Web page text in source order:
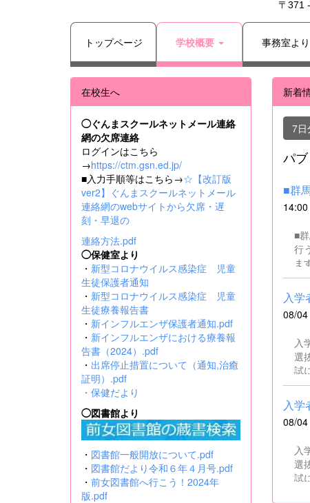
〒371
トップページ 学校概要 事務室より
新着
7日
パ
■群
14:00
■
行う会
ます。 SSH（スーパーサイエンスハイス
書
業務全般 ■募集人数 １
コン
ません
執行
け、
職
せられた者 ・日本国
張
の
入学
08/04
入
選
試
入学
08/04
入
選
試
在校生へ
◯ぐんまスクールネットメール連絡
網の欠席連絡
ログインはこちら
→https://ctm.gsn.ed.jp/
■入力手順等はこちら→☆【改訂版
ver2】ぐんまスクールネットメール
連絡網のwebサイトから欠席・遅
刻・早退の
連絡方法.pdf
◯保健室より
・ 新型コロナウイルス感染症 児童
生徒保護者通知
・ 新型コロナウイルス感染症 児童
生徒療養報告書
・ 新インフルエンザ保護者通知.pdf
・ 新インフルエンザにおける療養報
告書（2024）.pdf
・ 出席停止措置について（通知,治癒
証明）.pdf
・ 保健だより
◯図書館より
・ 図書館一般開放について.pdf
・ 図書館だより令和６年４月号.pdf
・ 前女図書館へ行こう！2024年
版.pdf